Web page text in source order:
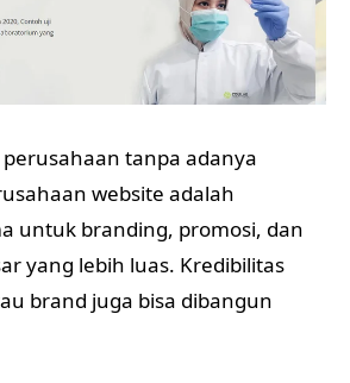
tanpa adanya
website adalah
untuk branding, promosi, dan
yang lebih luas. Kredibilitas
brand juga bisa dibangun